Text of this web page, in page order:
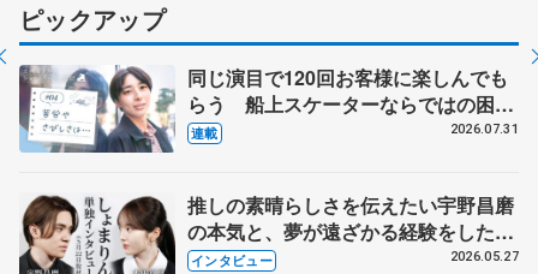
ピックアップ
同じ演目で120回お客様に楽しんでも
らう 船上スケーターならではの困難
とは 影響あったPIW前キャプテン松
連載 2026.07.31
推しの素晴らしさを伝えたい宇野昌磨
の本気と、夢が遠ざかる経験をした本
田真凜の覚悟
インタビュー 2026.05.27